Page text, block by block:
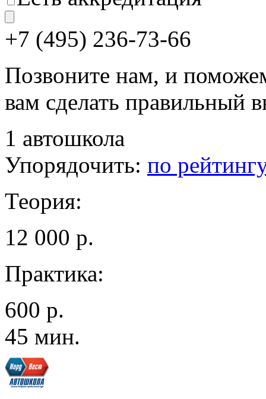
+7 (495) 236-73-66
Позвоните нам, и
вам сделать правильный
1 автошкола
Упорядочить: по
Теория:
12 000 р.
Практика:
600 р.
45 мин.